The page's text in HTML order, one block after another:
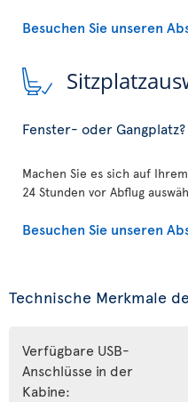
Besuchen Sie unseren
Fenster- oder Gangplatz?
Machen Sie es sich auf
24 Stunden vor Abflug
Besuchen Sie unseren
Technische Merkmale
Verfügbare USB-
Anschlüsse in der
Kabine: